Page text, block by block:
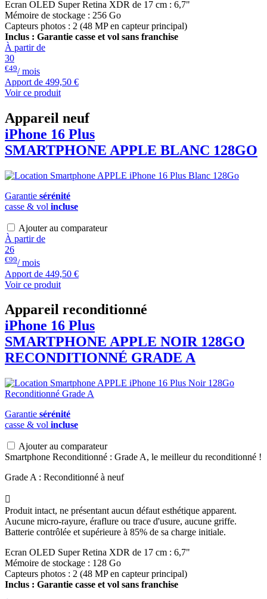
Ecran OLED Super Retina XDR de 17 cm : 6,7"
Mémoire de stockage : 256 Go
Capteurs photos : 2 (48 MP en capteur principal)
Inclus : Garantie casse et vol sans franchise
À partir de
30
€49/ mois
Apport de 499,50 €
Voir ce produit
Appareil neuf
iPhone 16 Plus
SMARTPHONE APPLE BLANC 128GO
Garantie sérénité
casse & vol incluse
Ajouter au comparateur
À partir de
26
€99/ mois
Apport de 449,50 €
Voir ce produit
Appareil reconditionné
iPhone 16 Plus
SMARTPHONE APPLE NOIR 128GO
RECONDITIONNÉ GRADE A
Garantie sérénité
casse & vol incluse
Ajouter au comparateur
Smartphone Reconditionné : Grade A, le meilleur du reconditionné !
Grade A : Reconditionné à neuf

Produit intact, ne présentant aucun défaut esthétique apparent.
Aucune micro-rayure, éraflure ou trace d'usure, aucune griffe.
Batterie contrôlée et supérieure à 85% de sa charge initiale.
Ecran OLED Super Retina XDR de 17 cm : 6,7"
Mémoire de stockage : 128 Go
Capteurs photos : 2 (48 MP en capteur principal)
Inclus : Garantie casse et vol sans franchise